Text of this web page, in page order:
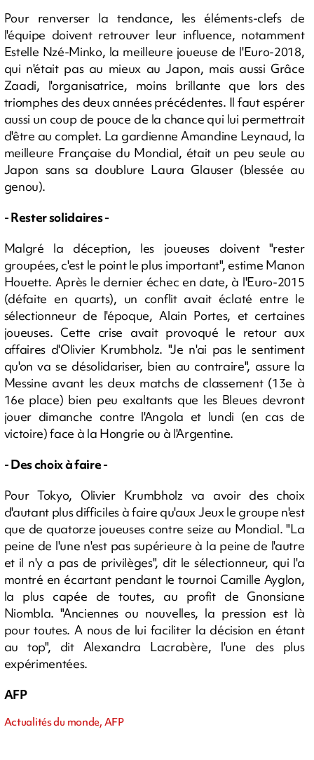
Pour renverser la tendance, les éléments-clefs de
l'équipe doivent retrouver leur influence, notamment
Estelle Nzé-Minko, la meilleure joueuse de l'Euro-2018,
qui n'était pas au mieux au Japon, mais aussi Grâce
Zaadi, l'organisatrice, moins brillante que lors des
triomphes des deux années précédentes. Il faut espérer
aussi un coup de pouce de la chance qui lui permettrait
d'être au complet. La gardienne Amandine Leynaud, la
meilleure Française du Mondial, était un peu seule au
Japon sans sa doublure Laura Glauser (blessée au
genou).
- Rester solidaires -
Malgré la déception, les joueuses doivent "rester
groupées, c'est le point le plus important", estime Manon
Houette. Après le dernier échec en date, à l'Euro-2015
(défaite en quarts), un conflit avait éclaté entre le
sélectionneur de l'époque, Alain Portes, et certaines
joueuses. Cette crise avait provoqué le retour aux
affaires d'Olivier Krumbholz. "Je n'ai pas le sentiment
qu'on va se désolidariser, bien au contraire", assure la
Messine avant les deux matchs de classement (13e à
16e place) bien peu exaltants que les Bleues devront
jouer dimanche contre l'Angola et lundi (en cas de
victoire) face à la Hongrie ou à l'Argentine.
- Des choix à faire -
Pour Tokyo, Olivier Krumbholz va avoir des choix
d'autant plus difficiles à faire qu'aux Jeux le groupe n'est
que de quatorze joueuses contre seize au Mondial. "La
peine de l'une n'est pas supérieure à la peine de l'autre
et il n'y a pas de privilèges", dit le sélectionneur, qui l'a
montré en écartant pendant le tournoi Camille Ayglon,
la plus capée de toutes, au profit de Gnonsiane
Niombla. "Anciennes ou nouvelles, la pression est là
pour toutes. A nous de lui faciliter la décision en étant
au top", dit Alexandra Lacrabère, l'une des plus
expérimentées.
AFP
Actualités du monde, AFP